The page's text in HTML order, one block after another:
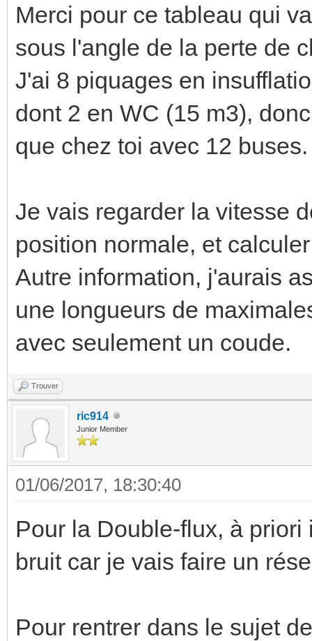
Merci pour ce tableau qui
sous l'angle de la perte de
J'ai 8 piquages en
dont 2 en WC (15 m3),
que chez toi avec 12
Je vais regarder la vitesse
position normale, et
Autre information, j'aurais
une longueurs de
avec seulement un coude.
Trouver
ric914
Junior Member
01/06/2017, 18:30:40
Pour la Double-flux, à
bruit car je vais faire un
Pour rentrer dans le sujet